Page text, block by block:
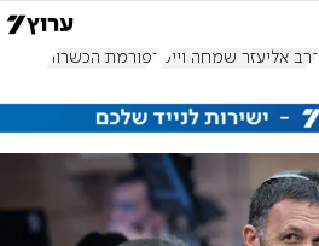
הרב אליעזר שמחה וייס רפורמת הכשרות